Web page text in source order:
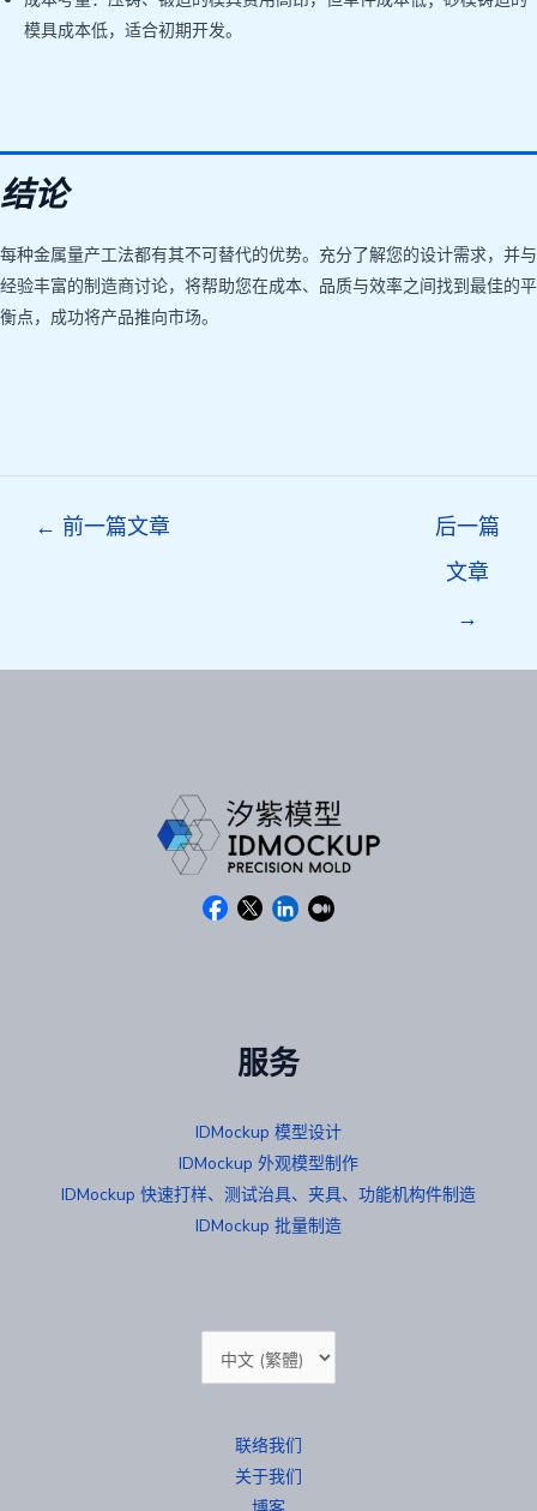
模具成本低，适合初期开发。
结论
每种金属量产工法都有其不可替代的优势。充分了解您的设计需求，并与
经验丰富的制造商讨论，将帮助您在成本、品质与效率之间找到最佳的平
衡点，成功将产品推向市场。
← 前一篇文章
后一篇
文章
→
服务
IDMockup 模型设计
IDMockup 外观模型制作
IDMockup 快速打样、测试治具、夹具、功能机构件制造
IDMockup 批量制造
择
联络我们
关于我们